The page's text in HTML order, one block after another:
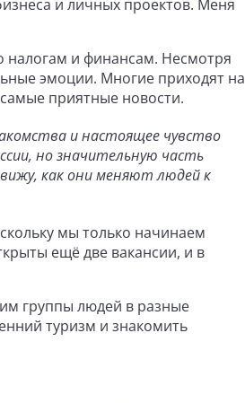
и личных проектов. Меня
налогам и финансам. Несмотря
эмоции. Многие приходят на
приятные новости.
и настоящее чувство
но значительную часть
как они меняют людей к
мы только начинаем
ещё две вакансии, и в
группы людей в разные
туризм и знакомить